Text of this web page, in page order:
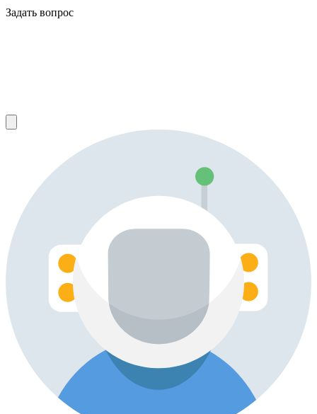
Задать вопрос